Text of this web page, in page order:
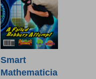
Smart
Mathematicia